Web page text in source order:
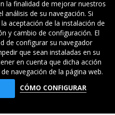
Elkargo Ofiziala - Colegio
de Gipuzkoa
la finalidad de mejorar nuestros
análisis de su navegación. Si
aceptación de la instalación de
y cambio de configuración. El
de configurar su navegador
que sean instaladas en su
en cuenta que dicha acción
navegación de la página web.
CÓMO CONFIGURAR